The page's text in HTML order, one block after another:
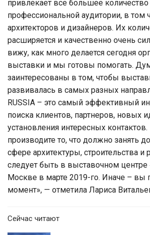
привлекает все большее количество
профессиональной аудитории, в том
архитекторов и дизайнеров. Их
расширяется и качественно очень
вижу, как много делается сегодня
выставки и мы готовы помогать.
заинтересованы в том, чтобы
развивалась в самых разных
RUSSIA – это самый эффективный
поиска клиентов, партнеров, новых
установления интересных
производите то, что должно занять
сфере архитектуры, строительства
следует быть в выставочном центре
Москве в марте 2019-го. Иначе – вы
момент», — отметила Лариса
Сейчас читают